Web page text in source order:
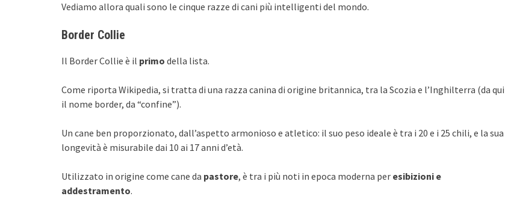
Vediamo allora quali sono le cinque razze di cani più intelligenti del mondo.
Border Collie
Il Border Collie è il primo della lista.
Come riporta Wikipedia, si tratta di una razza canina di origine britannica, tra la Scozia e l’Inghilterra (da qui
il nome border, da “confine”).
Un cane ben proporzionato, dall’aspetto armonioso e atletico: il suo peso ideale è tra i 20 e i 25 chili, e la sua
longevità è misurabile dai 10 ai 17 anni d’età.
Utilizzato in origine come cane da pastore, è tra i più noti in epoca moderna per esibizioni e
addestramento.